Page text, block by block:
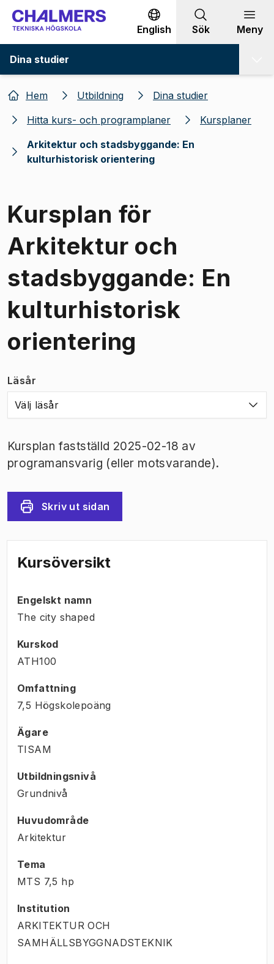
Gå till innehållet
English Sök Meny
Dina studier
Hem Utbildning
Dina studier
Hitta kurs- och programplaner
Kursplaner
Arkitektur och stadsbyggande: En
kulturhistorisk orientering
Kursplan för
Arkitektur och
stadsbyggande: En
kulturhistorisk
orientering
Läsår
Välj läsår
Kursplan fastställd 2025-02-18 av
programansvarig (eller motsvarande).
Skriv ut sidan
Kursöversikt
Engelskt namn
The city shaped
Kurskod
ATH100
Omfattning
7,5 Högskolepoäng
Ägare
TISAM
Utbildningsnivå
Grundnivå
Huvudområde
Arkitektur
Tema
MTS 7,5 hp
Institution
ARKITEKTUR OCH
SAMHÄLLSBYGGNADSTEKNIK